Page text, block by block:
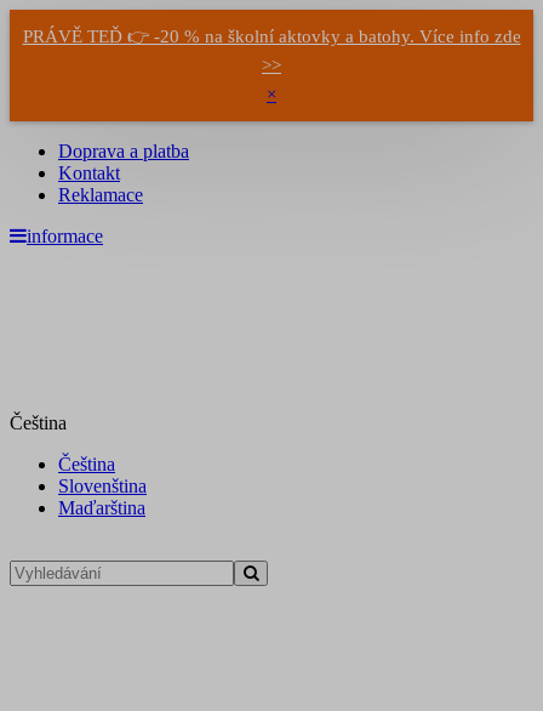
PRÁVĚ TEĎ 👉 -20 % na školní aktovky a batohy. Více info zde
>>
×
Doprava a platba
Kontakt
Reklamace
informace
Čeština
Čeština
Slovenština
Maďarština